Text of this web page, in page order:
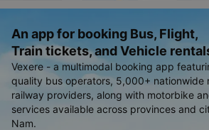
An app for booking Bus, Flight,
Train tickets, and Vehicle
Vexere - a multimodal booking app
quality bus operators, 5,000+ nationwide
railway providers, along with motorbike
services available across provinces and
Nam.